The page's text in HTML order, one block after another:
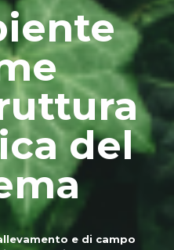
del
e di campo